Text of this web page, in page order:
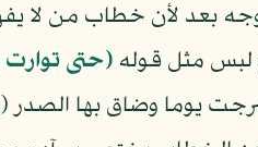
بعد لأن خطاب من
لبس مثل قوله ﴿حتى
يوما وضاق بها الصدر